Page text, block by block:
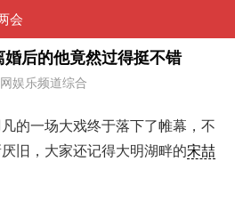
会
后的他竟然过得挺不错
娱乐频道综合
的一场大戏终于落下了帷幕，不
旧，大家还记得大明湖畔的宋喆